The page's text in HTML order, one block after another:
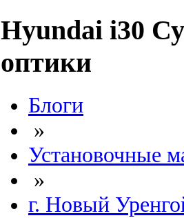
Hyundai i30
оптики
Блоги
»
Установочные
»
г. Новый